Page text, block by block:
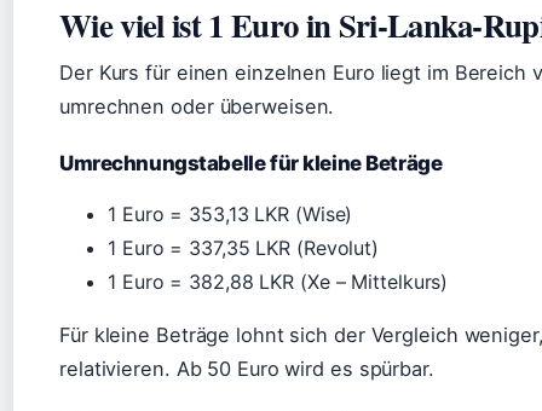
Wie viel ist 1 Euro in Sri-Lanka-
Der Kurs für einen einzelnen Euro liegt im Bereich
umrechnen oder überweisen.
Umrechnungstabelle für kleine Beträge
1 Euro = 353,13 LKR (Wise)
1 Euro = 337,35 LKR (Revolut)
1 Euro = 382,88 LKR (Xe – Mittelkurs)
Für kleine Beträge lohnt sich der Vergleich
relativieren. Ab 50 Euro wird es spürbar.